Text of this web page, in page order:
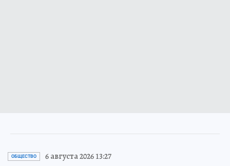
ОБЩЕСТВО 6 августа 2026 13:27